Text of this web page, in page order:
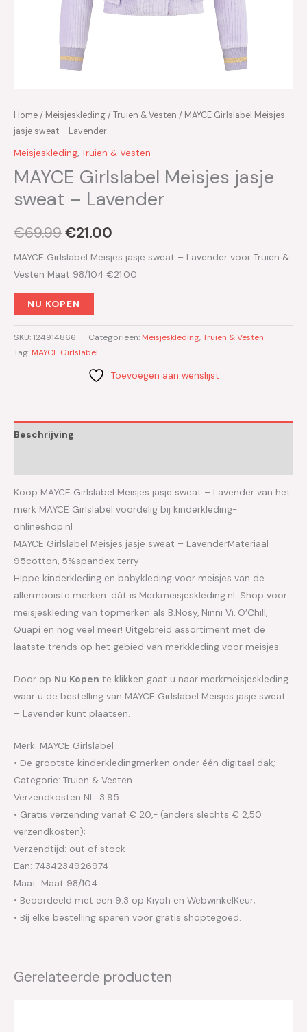
Home/ Meisjeskleding/Truien & Vesten / MAYCE Girlslabel Meisjes
jasje sweat – Lavender
Meisjeskleding, Truien & Vesten
MAYCE Girlslabel Meisjes jasje
sweat – Lavender
€69.99€21.00
MAYCE Girlslabel Meisjes jasje sweat – Lavender voor Truien &
Vesten Maat 98/104 €21.00
NU KOPEN
SKU:124914866 Categorieën: Meisjeskleding,Truien & Vesten
Tag: MAYCE Girlslabel
Toevoegen aan wenslijst
Beschrijving
Koop MAYCE Girlslabel Meisjes jasje sweat – Lavender van het
merk MAYCE Girlslabel voordelig bij kinderkleding-
onlineshop.nl
MAYCE Girlslabel Meisjes jasje sweat – LavenderMateriaal
95cotton, 5%spandex terry
Hippe kinderkleding en babykleding voor meisjes van de
allermooiste merken: dát is Merkmeisjeskleding.nl. Shop voor
meisjeskleding van topmerken als B.Nosy, Ninni Vi, O’Chill,
Quapi en nog veel meer! Uitgebreid assortiment met de
laatste trends op het gebied van merkkleding voor meisjes.
Door op Nu Kopen te klikken gaat u naar merkmeisjeskleding
waar u de bestelling van MAYCE Girlslabel Meisjes jasje sweat
– Lavender kunt plaatsen.
Merk: MAYCE Girlslabel
• De grootste kinderkledingmerken onder één digitaal dak;
Categorie: Truien & Vesten
Verzendkosten NL: 3.95
• Gratis verzending vanaf € 20,- (anders slechts € 2,50
verzendkosten);
Verzendtijd: out of stock
Ean: 7434234926974
Maat: Maat 98/104
• Beoordeeld met een 9.3 op Kiyoh en WebwinkelKeur;
• Bij elke bestelling sparen voor gratis shoptegoed.
Gerelateerde producten